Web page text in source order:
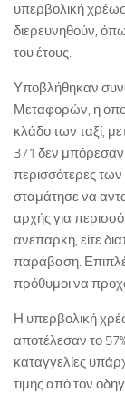
υπερβολική
διερευνηθούν,
του έτους.
Υποβλήθηκαν
Μεταφορών, η
κλάδο των ταξί,
371 δεν μπόρεσαν
περισσότερες
σταμάτησε να
αρχής για
ανεπαρκή, είτε
παράβαση.
πρόθυμοι να
Η υπερβολική
αποτέλεσαν το
καταγγελίες
τιμής από τον